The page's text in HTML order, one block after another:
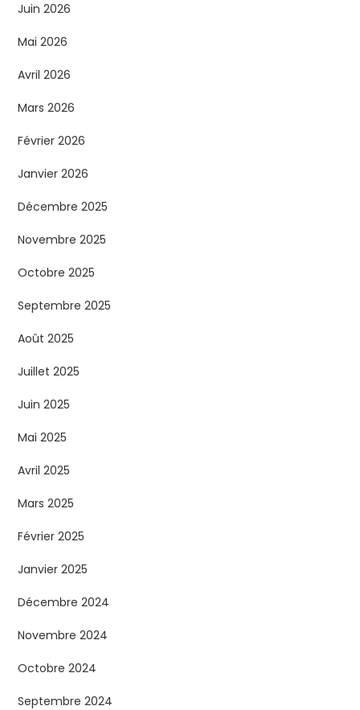
Juin 2026
Mai 2026
Avril 2026
Mars 2026
Février 2026
Janvier 2026
Décembre 2025
Novembre 2025
Octobre 2025
Septembre 2025
Août 2025
Juillet 2025
Juin 2025
Mai 2025
Avril 2025
Mars 2025
Février 2025
Janvier 2025
Décembre 2024
Novembre 2024
Octobre 2024
Septembre 2024